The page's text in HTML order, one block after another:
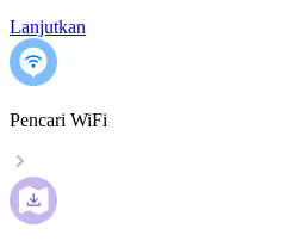
Lanjutkan
Pencari WiFi